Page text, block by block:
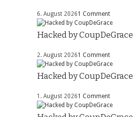
6. August 20261 Comment
Hacked by CoupDeGrace
2. August 20261 Comment
Hacked by CoupDeGrace
1. August 20261 Comment